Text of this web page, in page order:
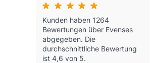
Kunden haben 1264
Bewertungen über Evenses
abgegeben. Die
durchschnittliche Bewertung
ist 4,6 von 5.